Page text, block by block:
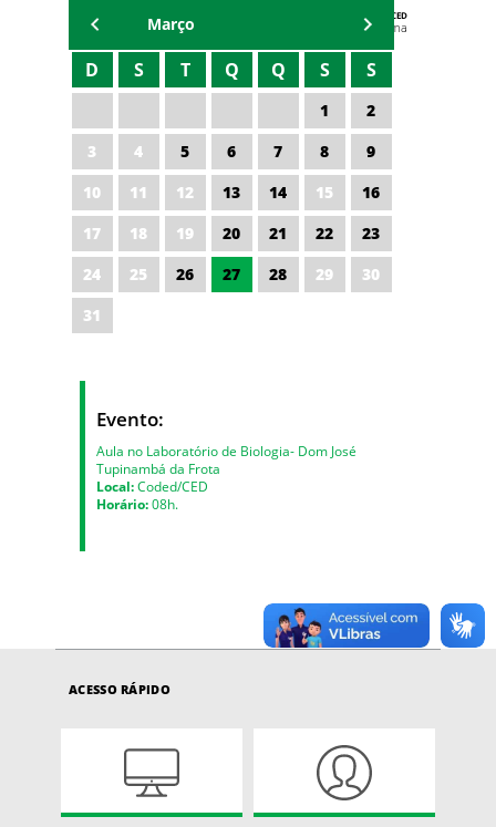
AGENDA DA CODED/CED
Vagna Lima
Março
D S T Q Q S S
1
2
3
4 5 6 7 8
9
10
11 12 13 14 15
16
17
18 19 20 21 22
23
24
25 26 27 28 29
30
31
Evento:
Aula no Laboratório de Biologia- Dom José
Tupinambá da Frota
Local:Coded/CED
Horário:08h.
ACESSO RÁPIDO